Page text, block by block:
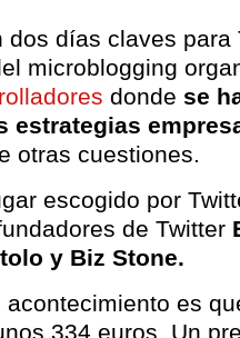
días claves para
microblogging
donde se
estrategias
otras cuestiones.
escogido por
de Twitter
y Biz Stone.
acontecimiento es
334 euros. Un